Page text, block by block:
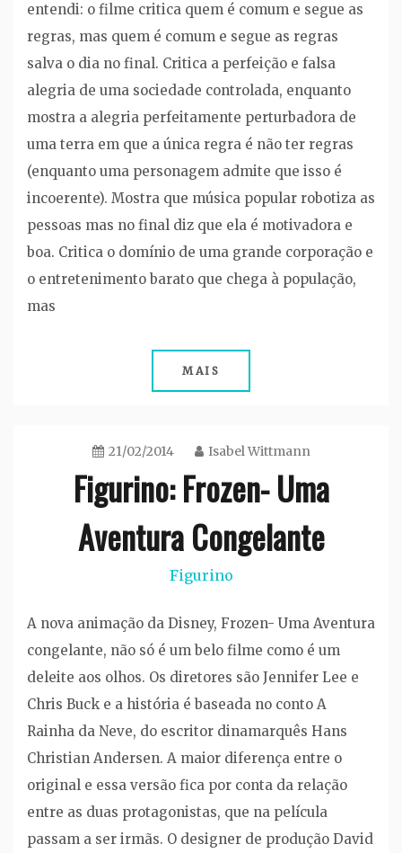
entendi: o filme critica quem é comum e segue as
regras, mas quem é comum e segue as regras
salva o dia no final. Critica a perfeição e falsa
alegria de uma sociedade controlada, enquanto
mostra a alegria perfeitamente perturbadora de
uma terra em que a única regra é não ter regras
(enquanto uma personagem admite que isso é
incoerente). Mostra que música popular robotiza as
pessoas mas no final diz que ela é motivadora e
boa. Critica o domínio de uma grande corporação e
o entretenimento barato que chega à população,
mas
MAIS
21/02/2014 Isabel Wittmann
Figurino: Frozen- Uma
Aventura Congelante
Figurino
A nova animação da Disney, Frozen- Uma Aventura
congelante, não só é um belo filme como é um
deleite aos olhos. Os diretores são Jennifer Lee e
Chris Buck e a história é baseada no conto A
Rainha da Neve, do escritor dinamarquês Hans
Christian Andersen. A maior diferença entre o
original e essa versão fica por conta da relação
entre as duas protagonistas, que na película
passam a ser irmãs. O designer de produção David